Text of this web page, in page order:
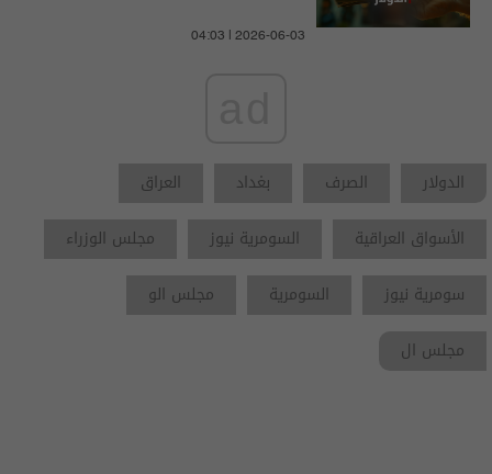
04:03 | 2026-06-03
الدولار الصرف بغداد
العراق
الأسواق العراقية
السومرية نيوز
مجلس الوزراء
سومرية نيوز
السومرية
مجلس الو
مجلس ال